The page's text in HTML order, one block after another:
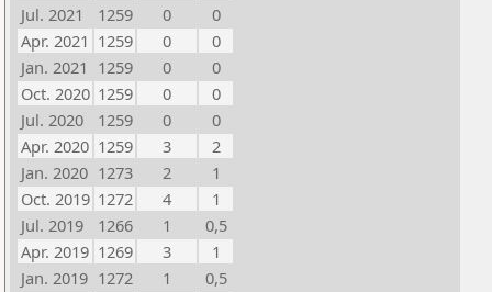
Jul. 2021
1259 0
0
Apr. 2021 1259 0
0
Jan. 2021 1259 0
0
Oct. 2020 1259 0
0
Jul. 2020
1259 0
0
Apr. 2020 1259 3
2
Jan. 2020 1273 2
1
Oct. 2019 1272 4
1
Jul. 2019
1266 1
0,5
Apr. 2019 1269 3
1
Jan. 2019 1272 1
0,5